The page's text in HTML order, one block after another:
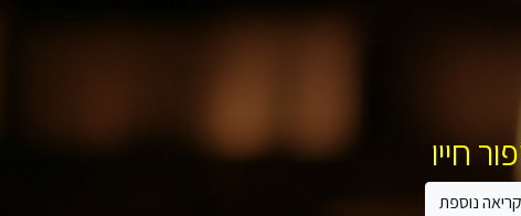
חייו
נוספת